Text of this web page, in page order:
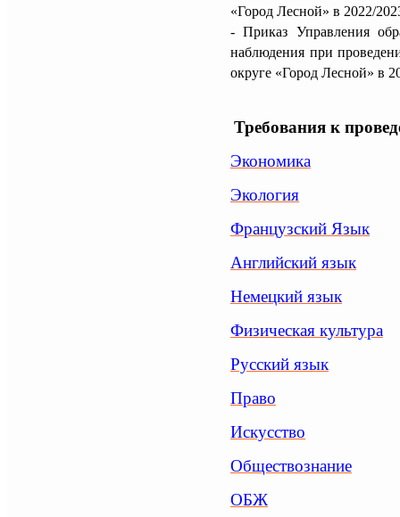
«Город Лесной» в 2022/
- Приказ Управления
наблюдения при
округе «Город Лесной» в
Требования к
Экономика
Экология
Французский Язык
Английский язык
Немецкий язык
Физическая культура
Русский язык
Право
Искусство
Обществознание
ОБЖ